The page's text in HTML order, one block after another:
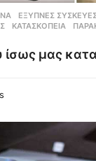
,ΈΞΥΠΝΕΣ
,ΚΑΤΑΣΚΟΠΕΊΑ ,
ίσως μας